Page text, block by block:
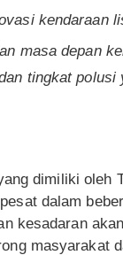
kendaraan
masa depan
tingkat polusi
dimiliki oleh
dalam
kesadaran
masyarakat